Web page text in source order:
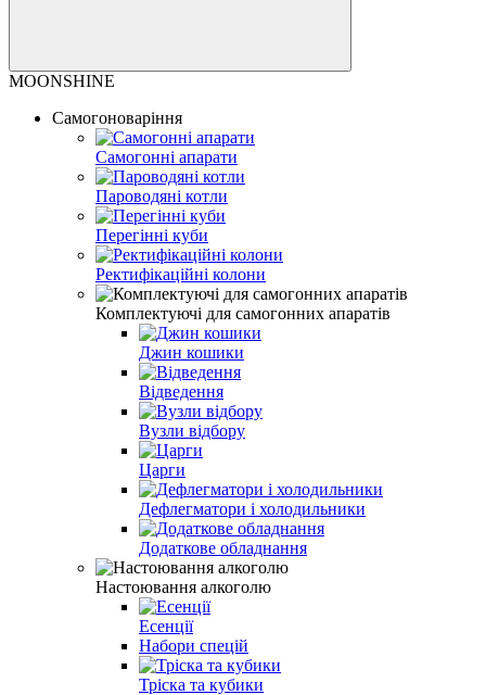
MOONSHINE
Самогоноваріння
Самогонні апарати
Пароводяні котли
Перегінні куби
Ректифікаційні колони
Комплектуючі для самогонних апаратів
Джин кошики
Відведення
Вузли відбору
Царги
Дефлегматори і холодильники
Додаткове обладнання
Настоювання алкоголю
Есенції
Набори спецій
Тріска та кубики